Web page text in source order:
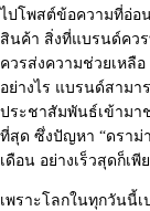
ไปโพสต์ข้อความที่อ่อ
สินค้า สิ่งที่แบรนด์ควร
ควรส่งความช่วยเหลือ
อย่างไร แบรนด์สามา
ประชาสัมพันธ์เข้ามา
ที่สุด ซึ่งปัญหา “ดราม่
เดือน อย่างเร็วสุดก็เ
เพราะโลกในทุกวันนี้เ